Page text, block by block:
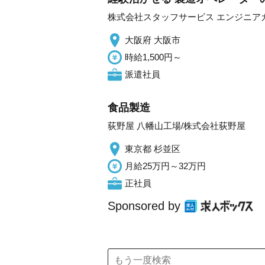
株式会社スタッフサービス エンジニア
大阪府 大阪市
時給1,500円～
派遣社員
食品製造
荻野屋 八幡山工場/株式会社荻野屋
東京都 杉並区
月給25万円～32万円
正社員
Sponsored by